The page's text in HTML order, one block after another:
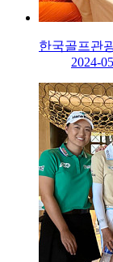
한국골프관
2024-